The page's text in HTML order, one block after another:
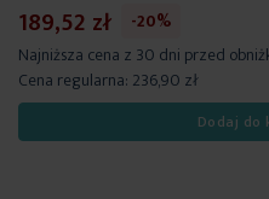
189,52 zł
-20%
Najniższa cena z 30 dni przed
Cena regularna: 236,90 zł
Dodaj do